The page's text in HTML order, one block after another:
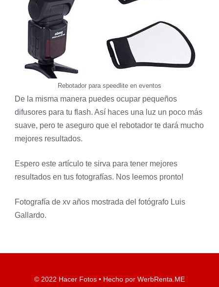
Rebotador para speedlite en eventos
De la misma manera puedes ocupar pequeños
difusores para tu flash. Así haces una luz un poco más
suave, pero te aseguro que el rebotador te dará mucho
mejores resultados.
Espero este artículo te sirva para tener mejores
resultados en tus fotografías. Nos leemos pronto!
Fotografía de xv años mostrada del fotógrafo Luis
Gallardo.
© 2022 Hacer Fotos • Hecho por WerbRenta.ME